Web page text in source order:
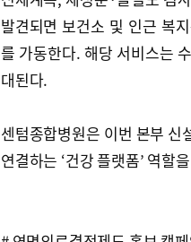
발견되면 보건소 및 인근 복
를 가동한다. 해당 서비스는
대된다.
센텀종합병원은 이번 본부 신
연결하는 ‘건강 플랫폼’ 역할